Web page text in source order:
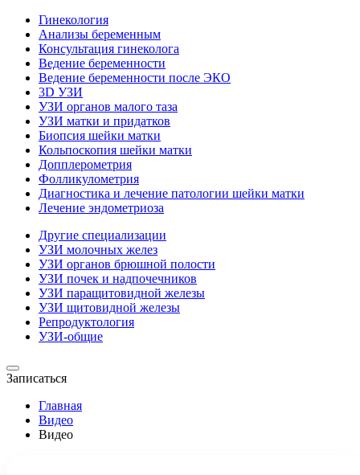
Гинекология
Анализы беременным
Консультация гинеколога
Ведение беременности
Ведение беременности после ЭКО
3D УЗИ
УЗИ органов малого таза
УЗИ матки и придатков
Биопсия шейки матки
Кольпоскопия шейки матки
Допплерометрия
Фолликулометрия
Диагностика и лечение патологии шейки матки
Лечение эндометриоза
Другие специализации
УЗИ молочных желез
УЗИ органов брюшной полости
УЗИ почек и надпочечников
УЗИ паращитовидной железы
УЗИ щитовидной железы
Репродуктология
УЗИ-общие
Записаться
Главная
Видео
Видео